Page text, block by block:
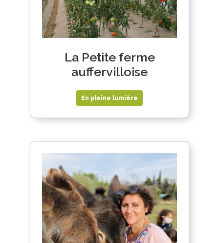
La Petite ferme
auffervilloise
En pleine lumière